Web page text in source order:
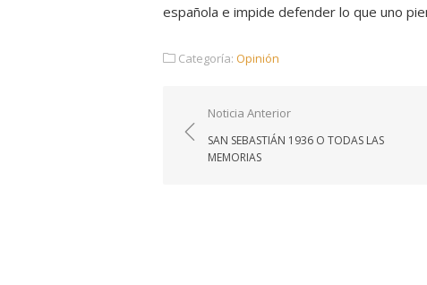
española e impide defender lo que uno
Categoría: Opinión
Navegación
de
entradas
Noticia Anterior
SAN SEBASTIÁN 1936 O TODAS LAS
MEMORIAS